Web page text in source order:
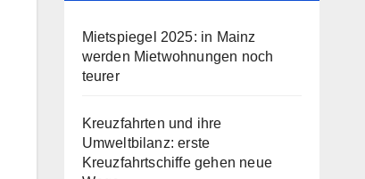
Mietspiegel 2025: in Mainz
werden Mietwohnungen noch
teurer
Kreuzfahrten und ihre
Umweltbilanz: erste
Kreuzfahrtschiffe gehen neue